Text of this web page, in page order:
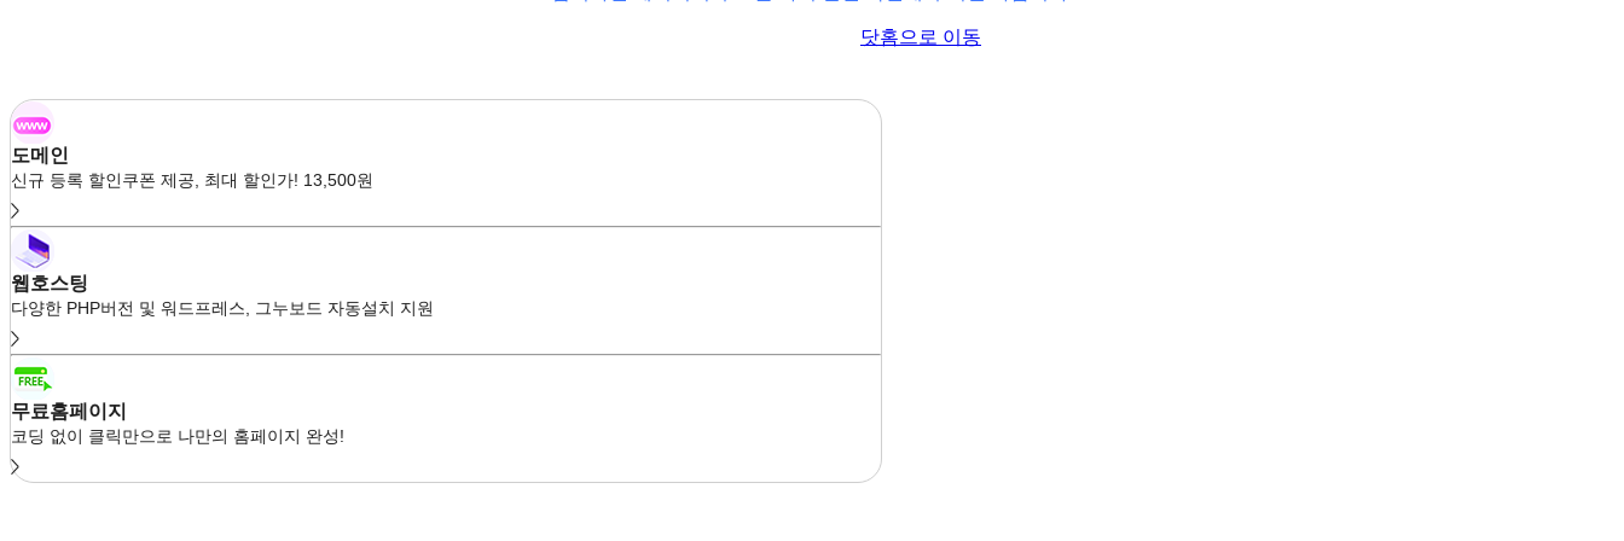
닷홈으로 이동
도메인
신규 등록 할인쿠폰 제공, 최대 할인가! 13,500원
웹호스팅
다양한 PHP버전 및 워드프레스, 그누보드 자동설치 지원
무료홈페이지
코딩 없이 클릭만으로 나만의 홈페이지 완성!